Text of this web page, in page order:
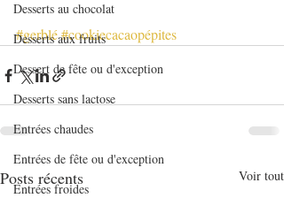
Desserts au chocolat
Desserts aux fruits
Dessert de fête ou d'exception
Desserts sans lactose
Entrées chaudes
Entrées de fête ou d'exception
Entrées froides
#gerblé#cookiecacaopépites
Posts récents Voir tout